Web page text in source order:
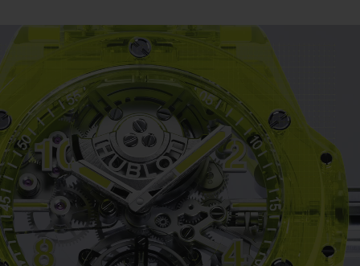
Hublot setzt die Erforschung von SAXEM
fort, einem Material, das oft in Satelliten
und bestimmten Lasern verwendet wird.
SAXEM ermöglicht es der Manufaktur,
völlig neue transparente Farbtöne zu
realisieren, darunter die Farbe Yellow
Neon. Eine Premiere für Hublot und für die
Uhrenindustrie.